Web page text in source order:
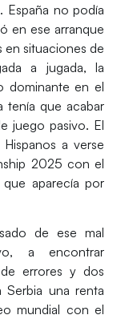
España no podía
en ese arranque
en situaciones de
a jugada, la
dominante en el
tenía que acabar
juego pasivo. El
Hispanos a verse
2025 con el
que aparecía por
de ese mal
a encontrar
errores y dos
una renta
mundial con el